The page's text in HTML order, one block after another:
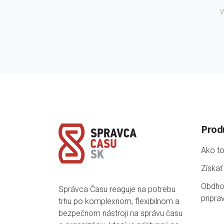
Správca Času reaguje na potrebu
trhu po komplexnom, flexibilnom a
bezpečnom nástroji na správu času
Ako